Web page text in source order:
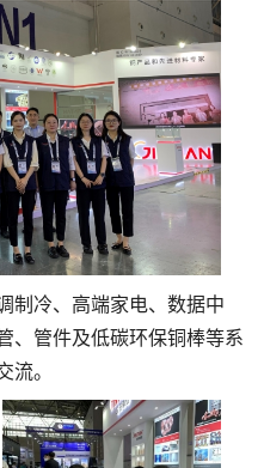
制冷、高端家电、数据中
、管件及低碳环保铜棒等系
。